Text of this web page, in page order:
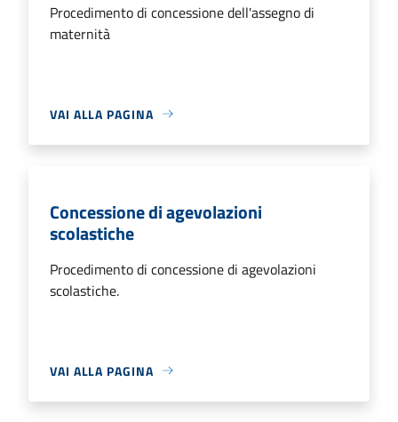
Procedimento di concessione dell'assegno di
maternità
VAI ALLA PAGINA
Concessione di agevolazioni
scolastiche
Procedimento di concessione di agevolazioni
scolastiche.
VAI ALLA PAGINA